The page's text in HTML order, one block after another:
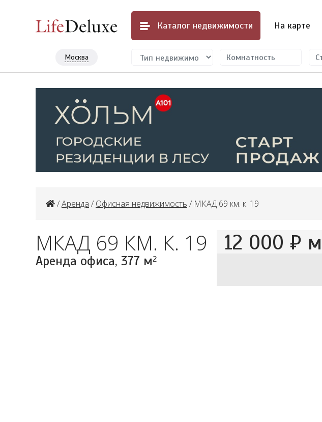
Каталог недвижимости На карте
Москва
/Аренда / Офисная недвижимость / МКАД 69 км. к. 19
МКАД 69 КМ. К. 19
Аренда офиса, 377 м2
12 000 ₽ м